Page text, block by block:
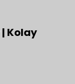
| Kolay